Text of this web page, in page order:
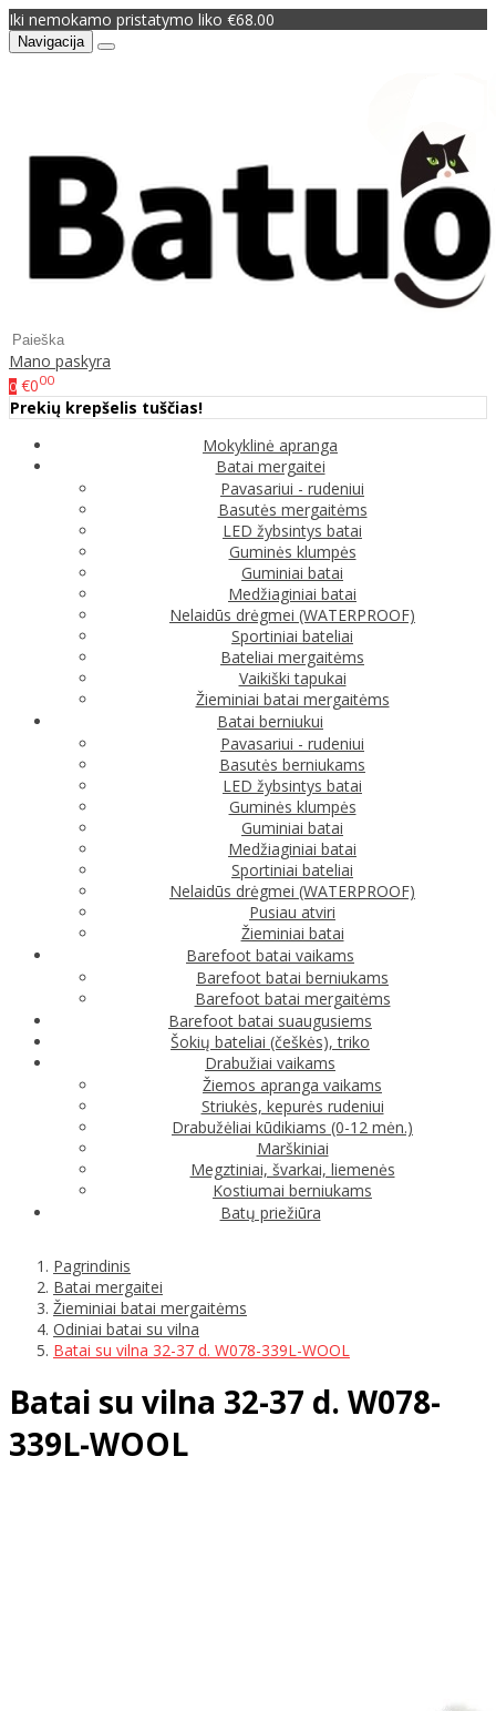
Iki nemokamo pristatymo liko €68.00
Navigacija
Mano paskyra
0 €000
Prekių krepšelis tuščias!
Mokyklinė apranga
Batai mergaitei
Pavasariui - rudeniui
Basutės mergaitėms
LED žybsintys batai
Guminės klumpės
Guminiai batai
Medžiaginiai batai
Nelaidūs drėgmei (WATERPROOF)
Sportiniai bateliai
Bateliai mergaitėms
Vaikiški tapukai
Žieminiai batai mergaitėms
Batai berniukui
Pavasariui - rudeniui
Basutės berniukams
LED žybsintys batai
Guminės klumpės
Guminiai batai
Medžiaginiai batai
Sportiniai bateliai
Nelaidūs drėgmei (WATERPROOF)
Pusiau atviri
Žieminiai batai
Barefoot batai vaikams
Barefoot batai berniukams
Barefoot batai mergaitėms
Barefoot batai suaugusiems
Šokių bateliai (češkės), triko
Drabužiai vaikams
Žiemos apranga vaikams
Striukės, kepurės rudeniui
Drabužėliai kūdikiams (0-12 mėn.)
Marškiniai
Megztiniai, švarkai, liemenės
Kostiumai berniukams
Batų priežiūra
Pagrindinis
Batai mergaitei
Žieminiai batai mergaitėms
Odiniai batai su vilna
Batai su vilna 32-37 d. W078-339L-WOOL
Batai su vilna 32-37 d. W078-
339L-WOOL